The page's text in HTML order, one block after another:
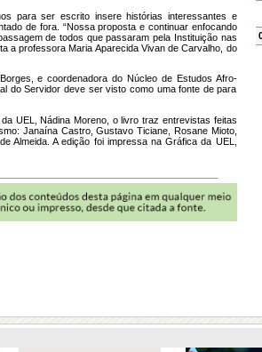
para ser escrito insere histórias interessantes e
de fora. “Nossa proposta e continuar enfocando
de todos que passaram pela Instituição nas
a professora Maria Aparecida Vivan de Carvalho, do
e coordenadora do Núcleo de Estudos Afro-
do Servidor deve ser visto como uma fonte de para
UEL, Nádina Moreno, o livro traz entrevistas feitas
Janaína Castro, Gustavo Ticiane, Rosane Mioto,
Almeida. A edição foi impressa na Gráfica da UEL,